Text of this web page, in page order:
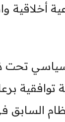
أخلاقية
تحت
توافقية